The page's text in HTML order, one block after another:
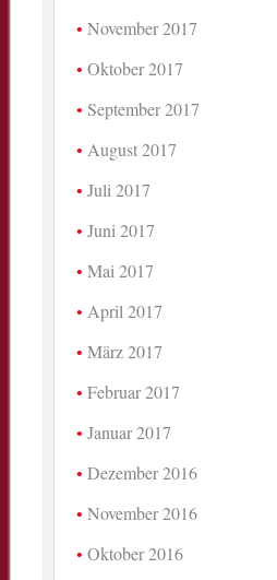
November 2017
Oktober 2017
September 2017
August 2017
Juli 2017
Juni 2017
Mai 2017
April 2017
März 2017
Februar 2017
Januar 2017
Dezember 2016
November 2016
Oktober 2016